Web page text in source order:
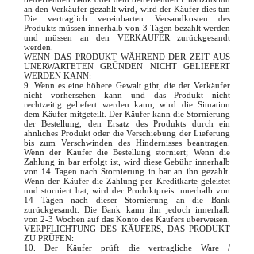
an den Verkäufer gezahlt wird, wird der Käufer dies tun
Die vertraglich vereinbarten Versandkosten des
Produkts müssen innerhalb von 3 Tagen bezahlt werden
und müssen an den VERKÄUFER zurückgesandt
werden.
WENN DAS PRODUKT WÄHREND DER ZEIT AUS
UNERWARTETEN GRÜNDEN NICHT GELIEFERT
WERDEN KANN:
9. Wenn es eine höhere Gewalt gibt, die der Verkäufer
nicht vorhersehen kann und das Produkt nicht
rechtzeitig geliefert werden kann, wird die Situation
dem Käufer mitgeteilt. Der Käufer kann die Stornierung
der Bestellung, den Ersatz des Produkts durch ein
ähnliches Produkt oder die Verschiebung der Lieferung
bis zum Verschwinden des Hindernisses beantragen.
Wenn der Käufer die Bestellung storniert; Wenn die
Zahlung in bar erfolgt ist, wird diese Gebühr innerhalb
von 14 Tagen nach Stornierung in bar an ihn gezahlt.
Wenn der Käufer die Zahlung per Kreditkarte geleistet
und storniert hat, wird der Produktpreis innerhalb von
14 Tagen nach dieser Stornierung an die Bank
zurückgesandt. Die Bank kann ihn jedoch innerhalb
von 2-3 Wochen auf das Konto des Käufers überweisen.
VERPFLICHTUNG DES KÄUFERS, DAS PRODUKT
ZU PRÜFEN:
10. Der Käufer prüft die vertragliche Ware /